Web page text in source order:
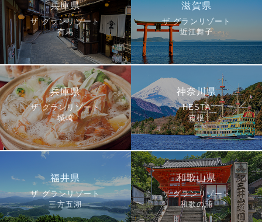
兵庫県
ザ グランリゾート
有馬
滋賀県
ザ グランリゾート
近江舞子
兵庫県
ザ グランリゾート
城崎
神奈川県
HESTA
箱根
福井県
ザ グランリゾート
三方五湖
和歌山県
ザ グランリゾート
和歌の浦